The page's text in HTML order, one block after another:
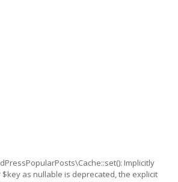
Implicitly
as nullable is deprecated, the explicit